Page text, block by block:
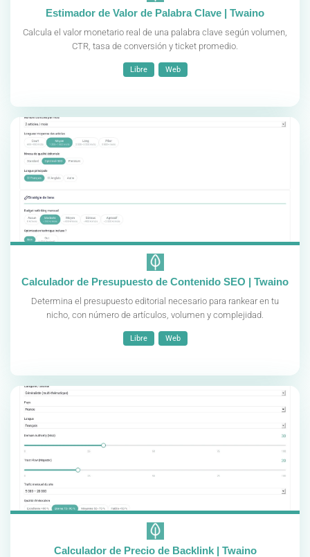
Estimador de Valor de Palabra Clave | Twaino
Calcula el valor monetario real de una palabra clave según volumen,
CTR, tasa de conversión y ticket promedio.
Libre Web
Calculador de Presupuesto de Contenido SEO | Twaino
Determina el presupuesto editorial necesario para rankear en tu
nicho, con número de artículos, volumen y complejidad.
Libre Web
Calculador de Precio de Backlink | Twaino